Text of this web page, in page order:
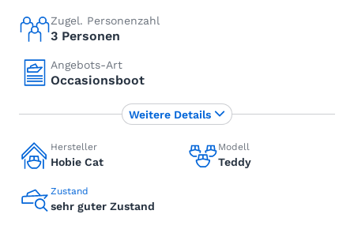
Zugel. Personenzahl
3 Personen
Angebots-Art
Occasionsboot
Hersteller
Hobie Cat
Modell
Teddy
Zustand
sehr guter Zustand
Weitere Details